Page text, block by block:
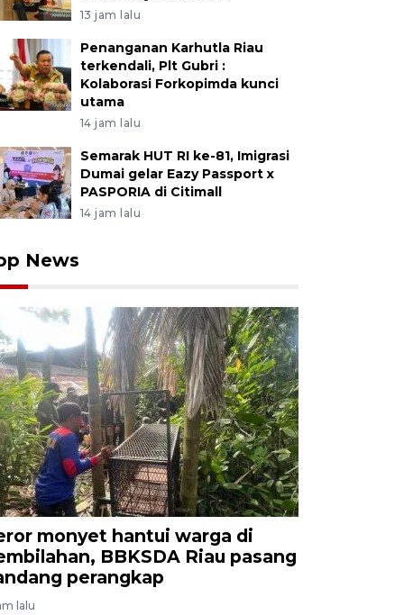
13 jam lalu
Penanganan Karhutla Riau
terkendali, Plt Gubri :
Kolaborasi Forkopimda kunci
utama
14 jam lalu
Semarak HUT RI ke-81, Imigrasi
Dumai gelar Eazy Passport x
PASPORIA di Citimall
14 jam lalu
News
monyet hantui warga di
BBKSDA Riau pasang
perangkap
lalu